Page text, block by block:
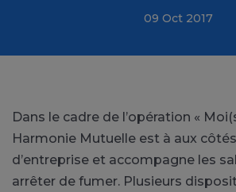
09 Oct 2017
Dans le cadre de l’opération «
Harmonie Mutuelle est à aux
d’entreprise et accompagne les
arrêter de fumer. Plusieurs